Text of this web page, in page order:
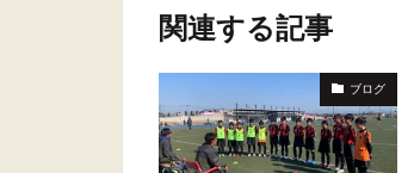
関連する記事
ブログ